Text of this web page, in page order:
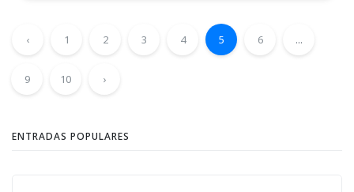
‹ 1 2 3 4 5 6 ...
9 10 ›
ENTRADAS POPULARES